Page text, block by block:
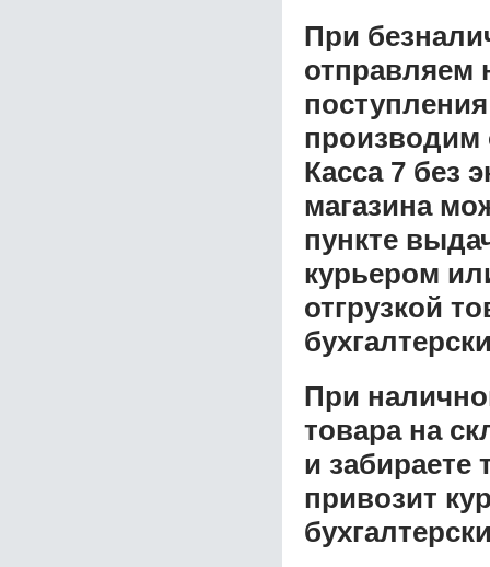
При
отправляем
производим
Касса 7 без
магазина
пункте
курьером
отгрузкой
При
товара на
и забираете
привозит